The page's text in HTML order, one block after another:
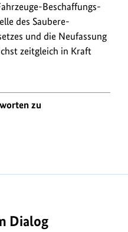
Beschaffungs-
des Saubere-
und die Neufassung
zeitgleich in Kraft
zu
Dialog